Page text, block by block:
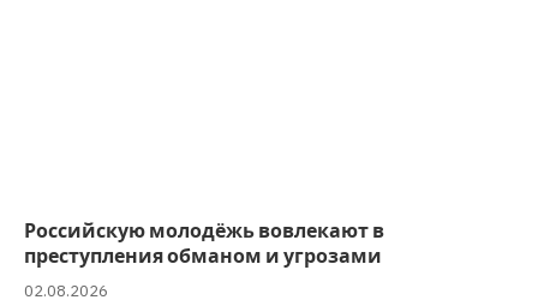
Российскую молодёжь вовлекают в
преступления обманом и угрозами
02.08.2026